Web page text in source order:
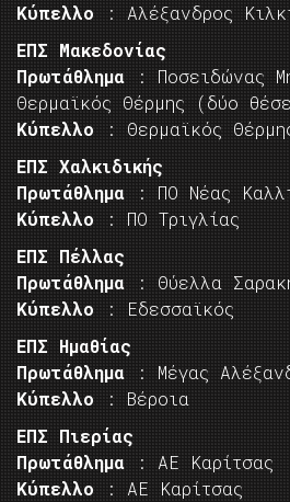
Κύπελλο : Αλέξανδρος
ΕΠΣ Μακεδονίας
Πρωτάθλημα : Ποσειδώνας
Θερμαϊκός Θέρμης (δύο
Κύπελλο : Θερμαϊκός
ΕΠΣ Χαλκιδικής
Πρωτάθλημα : ΠΟ Νέας
Κύπελλο : ΠΟ Τριγλίας
ΕΠΣ Πέλλας
Πρωτάθλημα : Θύελλα
Κύπελλο : Εδεσσαϊκός
ΕΠΣ Ημαθίας
Πρωτάθλημα : Μέγας
Κύπελλο : Βέροια
ΕΠΣ Πιερίας
Πρωτάθλημα : ΑΕ Καρίτσας
Κύπελλο : ΑΕ Καρίτσας